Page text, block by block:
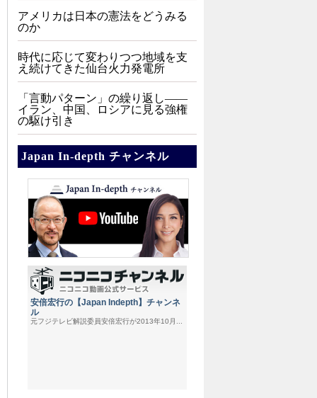
アメリカは日本の憲法をどうみる
のか
時代に応じて変わりつつ地域を支
え続けてきた仙台火力発電所
「言動パターン」の繰り返し――
イラン、中国、ロシアに見る強権
の駆け引き
Japan In-depth チャンネル